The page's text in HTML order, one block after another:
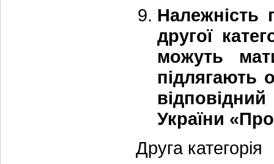
Належність
другої
можуть
підлягають
України
Друга категорія